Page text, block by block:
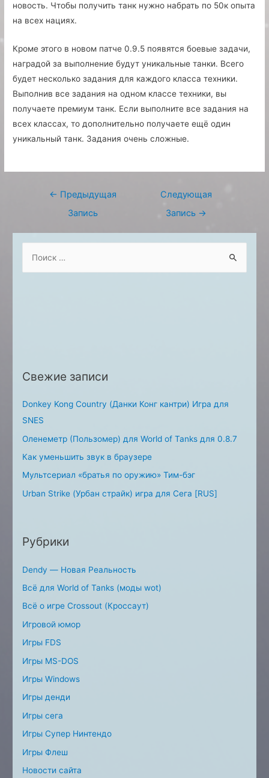
новость. Чтобы получить танк нужно набрать по 50к опыта
на всех нациях.
Кроме этого в новом патче 0.9.5 появятся боевые задачи,
наградой за выполнение будут уникальные танки. Всего
будет несколько задания для каждого класса техники.
Выполнив все задания на одном классе техники, вы
получаете премиум танк. Если выполните все задания на
всех классах, то дополнительно получаете ещё один
уникальный танк. Задания очень сложные.
Навигация
← Предыдущая
Запись
Следующая
Запись →
rСвежие записи
Donkey Kong Country (Данки Конг кантри) Игра для
SNES
Оленеметр (Пользомер) для World of Tanks для 0.8.7
Как уменьшить звук в браузере
Мультсериал «братья по оружию» Тим-бэг
Urban Strike (Урбан страйк) игра для Сега [RUS]
Рубрики
Dendy — Новая Реальность
Всё для World of Tanks (моды wot)
Всё о игре Crossout (Кроссаут)
Игровой юмор
Игры FDS
Игры MS-DOS
Игры Windows
Игры денди
Игры сега
Игры Супер Нинтендо
Игры Флеш
Новости сайта